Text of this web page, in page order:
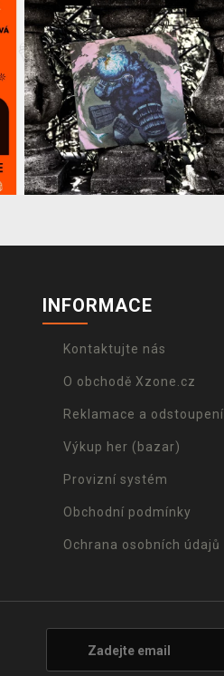
INFORMACE
Kontaktujte nás
O obchodě Xzone.cz
Reklamace a odstoupení
Výkup her (bazar)
Provizní systém
Obchodní podmínky
Ochrana osobních údajů